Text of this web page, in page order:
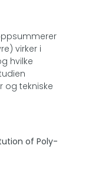
virker i
hvilke
og tekniske
of Poly-